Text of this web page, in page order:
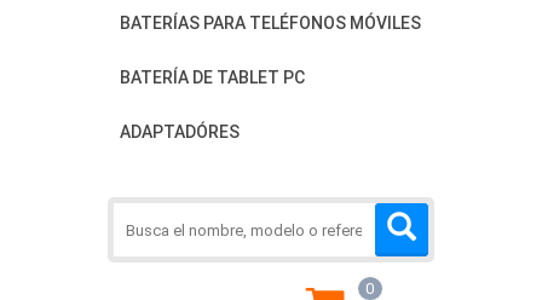
BATERÍAS PARA TELÉFONOS MÓVILES
BATERÍA DE TABLET PC
ADAPTADÓRES
0